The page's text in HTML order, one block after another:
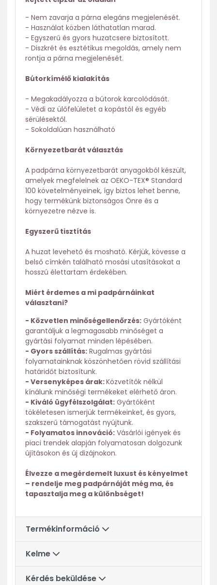
- Nem zavarja a párna elegáns megjelenését.
- Használat közben láthatatlan marad.
- Egyszerű és gyors huzatcsere biztosított.
- Diszkrét és esztétikus megoldás, amely nem
rontja a párna megjelenését.
Bútorkímélő kialakítás
- Megakadályozza a bútorok karcolódását.
- Védi az ülőfelületet a kopástól és egyéb
sérülésektől.
- Sokoldalúan használható
Környezetbarát választás
A padpárna környezetbarát anyagokból készült,
amelyek megfelelnek az OEKO-TEX® Standard
100 követelményeinek, így biztos lehet benne,
hogy termékünk biztonságos Önre és a
környezetre nézve is.
Egyszerű tisztítás
A huzat levehető és mosható. Kérjük, kövesse a
belső címkén található mosási utasításokat a
hosszú élettartam érdekében.
Miért érdemes a mi padpárnáinkat
választani?
- Közvetlen minőségellenőrzés: Gyártóként
garantáljuk a legmagasabb minőséget a
gyártási folyamat minden lépésében.
- Gyors szállítás: Rugalmas gyártási
folyamatainknak köszönhetően rövid szállítási
határidőt biztosítunk.
- Versenyképes árak:Közvetítők nélkül
kínálunk minőségi termékeket elérhető áron.
- Kiváló ügyfélszolgálat: Gyártóként
tökéletesen ismerjük termékeinket, és gyors,
szakszerű támogatást nyújtunk.
- Folyamatos innováció: Vásárlói igények és
piaci trendek alapján folyamatosan dolgozunk
újításokon és új dizájnokon.
Élvezze a megérdemelt luxust és kényelmet
– rendelje meg padpárnáját még ma, és
tapasztalja meg a különbséget!
Termékinformáció
Kelme
Kérdés beküldése